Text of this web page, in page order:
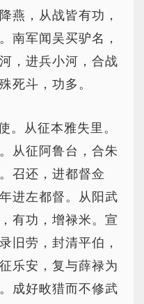
燕，从战皆有功，
南军闻吴买驴名，
，进兵小河，合战
死斗，功多。
。从征本雅失里。
从征阿鲁台，合朱
召还，进都督佥
进左都督。从阳武
有功，增禄米。宣
旧劳，封清平伯，
乐安，复与薛禄为
成好畋猎而不修武